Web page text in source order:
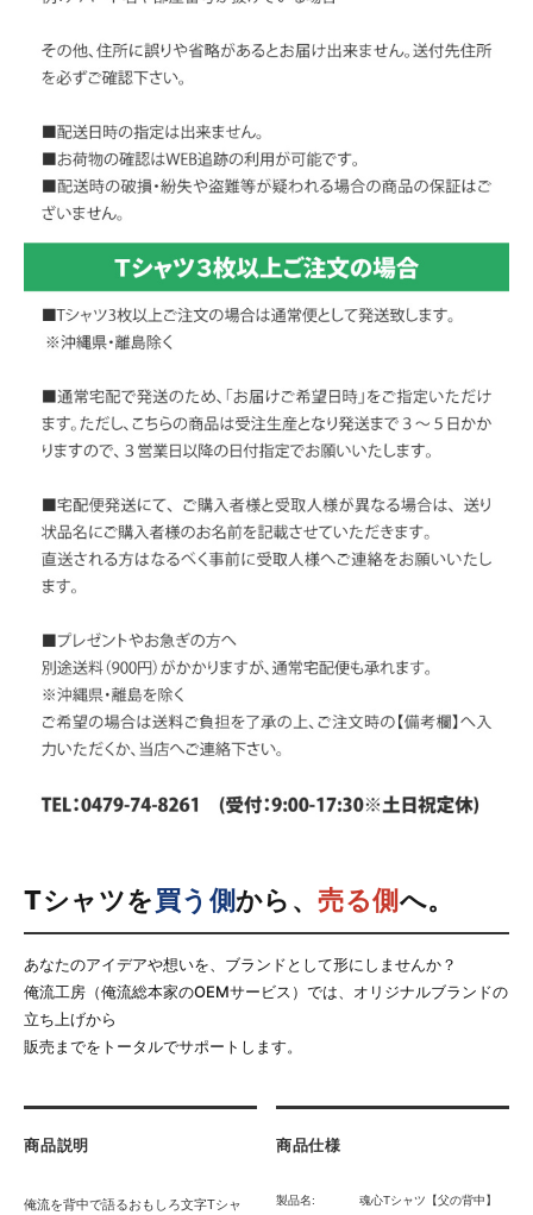
Tシャツを買う側から、売る側へ。
あなたのアイデアや想いを、ブランドとして形にしませんか？
俺流工房（俺流総本家のOEMサービス）では、オリジナルブランドの
立ち上げから
販売までをトータルでサポートします。
商品説明
俺流を背中で語るおもしろ文字Tシャ
商品仕様
製品名: 魂心Tシャツ【父の背中】